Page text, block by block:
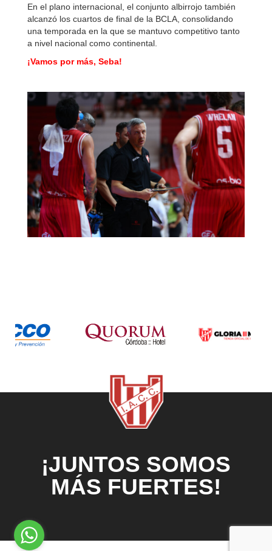
En el plano internacional, el conjunto albirrojo también
alcanzó los cuartos de final de la BCLA, consolidando
una temporada en la que se mantuvo competitivo tanto
a nivel nacional como continental.
¡Vamos por más, Seba!
¡JUNTOS SOMOS
MÁS FUERTES!